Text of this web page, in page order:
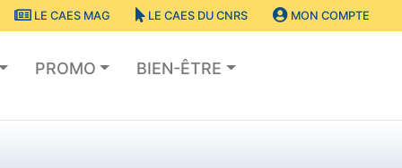
LE CAES MAG LE CAES DU CNRS MON COMPTE
PROMO
BIEN-ÊTRE